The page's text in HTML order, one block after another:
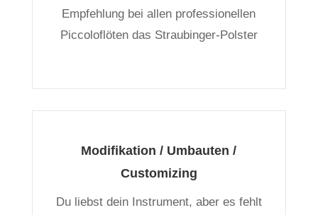
Empfehlung bei allen professionellen
Piccoloflöten das Straubinger-Polster
Modifikation / Umbauten /
Customizing
Du liebst dein Instrument, aber es fehlt